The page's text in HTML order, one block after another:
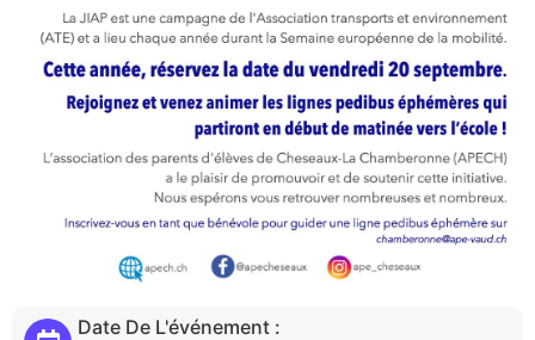
Date De L'événement :